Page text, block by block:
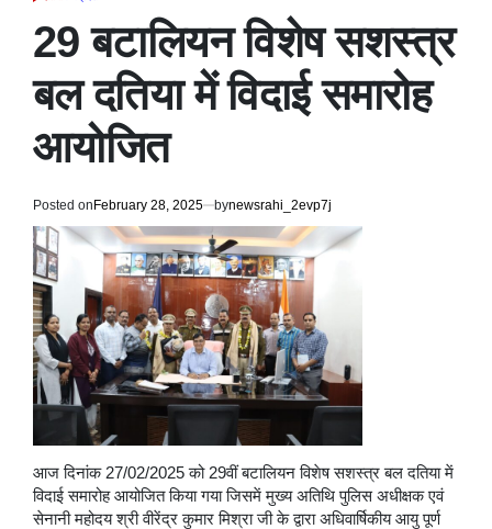
29 बटालियन विशेष सशस्त्र
बल दतिया में विदाई समारोह
आयोजित ‌ ‌
Posted onFebruary 28, 2025 bynewsrahi_2evp7j
आज दिनांक 27/02/2025 को 29वीं बटालियन विशेष सशस्त्र बल दतिया में
विदाई समारोह आयोजित किया गया जिसमें मुख्य अतिथि पुलिस अधीक्षक एवं
सेनानी महोदय श्री वीरेंद्र कुमार मिश्रा जी के द्वारा अधिवार्षिकीय आयु पूर्ण